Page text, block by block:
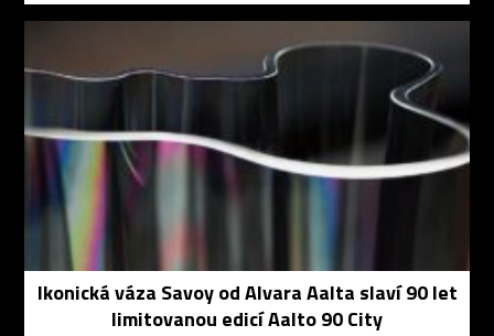
Ikonická váza Savoy od Alvara Aalta slaví 90 let
limitovanou edicí Aalto 90 City